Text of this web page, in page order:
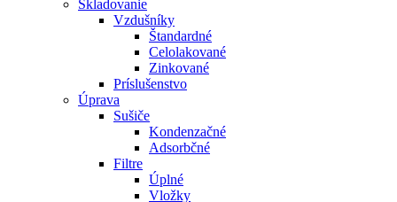
Skladovanie
Vzdušníky
Štandardné
Celolakované
Zinkované
Príslušenstvo
Úprava
Sušiče
Kondenzačné
Adsorbčné
Filtre
Úplné
Vložky